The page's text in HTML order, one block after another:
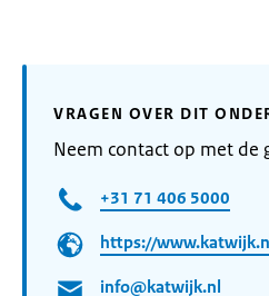
VRAGEN OVER DIT
Neem contact op met de
+31 71 406 5000
https://www.katwijk.nl
info@katwijk.nl